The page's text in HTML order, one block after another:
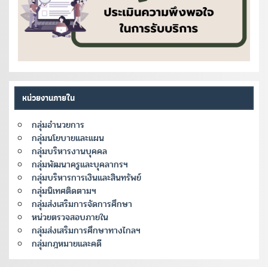
หน่วยงานภายใน
กลุ่มอำนวยการ
กลุ่มนโยบายและแผน
กลุ่มบริหารงานบุคคล
กลุ่มพัฒนาครูและบุคลากรฯ
กลุ่มบริหารการเงินและสินทรัพย์
กลุ่มนิเทศติดตามฯ
กลุ่มส่งเสริมการจัดการศึกษา
หน่วยตรวจสอบภายใน
กลุ่มส่งเสริมการศึกษาทางไกลฯ
กลุ่มกฎหมายและคดี